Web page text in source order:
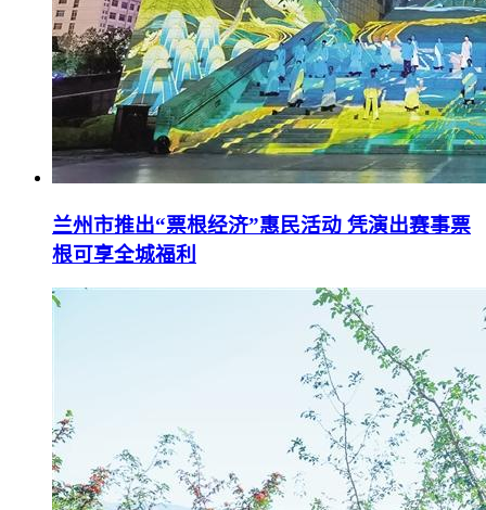
兰州市推出“票根经济”惠民活动 凭演出赛事票
根可享全城福利